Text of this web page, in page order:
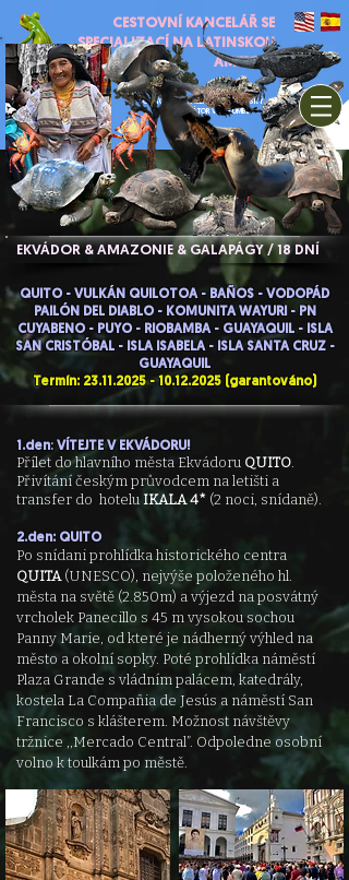
CESTOVNÍ KANCELÁŘ SE
SPECIALIZACÍ NA LATINSKOU
AMERIKU
CESTOVNÍ KANCELÁŘ A PRVNÍ ČESKÝ
TOUR OPERÁTOR V KOLUMBII
Rana Tours
EKVÁDOR & AMAZONIE & GALAPÁGY / 18 DNÍ
QUITO - VULKÁN QUILOTOA - BAÑOS - VODOPÁD
PAILÓN DEL DIABLO - KOMUNITA WAYURI - PN
CUYABENO - PUYO - RIOBAMBA - GUAYAQUIL - ISLA
SAN CRISTÓBAL - ISLA ISABELA - ISLA SANTA CRUZ -
GUAYAQUIL
Termín: 23.11.2025 - 10.12.2025 (garantováno)
1.den: VÍTEJTE V EKVÁDORU!
Přílet do hlavního města Ekvádoru QUITO.
Přivítání českým průvodcem na letišti a
transfer do hotelu IKALA4* (2 noci, snídaně).
2.den: QUITO
Po snídani prohlídka historického centra
QUITA(UNESCO), nejvýše položeného hl.
města na světě (2.850m) a výjezd na posvátný
vrcholek Panecillo s 45 m vysokou sochou
Panny Marie, od které je nádherný výhled na
město a okolní sopky. Poté prohlídka náměstí
Plaza Grande s vládním palácem, katedrály,
kostela La Compañia de Jesús a náměstí San
Francisco s klášterem. Možnost návštěvy
tržnice ,,Mercado Central”. Odpoledne osobní
volno k toulkám po městě.